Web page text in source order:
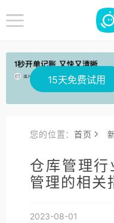
15天免费试用
您的位置：首页
仓库管理
管理的相关
2023-08-01